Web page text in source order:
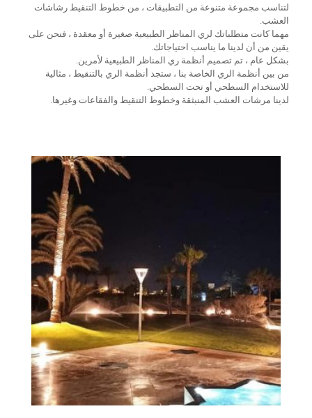
لتناسب مجموعة متنوعة من التطبيقات ، من خطوط التنقيط رشاشات
العشب.
مهما كانت متطلباتك لري المناظر الطبيعية صغيرة أو معقدة ، فنحن على
يقين من أن لدينا ما يناسب احتياجاتك.
بشكل عام ، تم تصميم أنظمة ري المناظر الطبيعية لأمرين.
من بين أنظمة الري الخاصة بنا ، ستجد أنظمة الري بالتنقيط ، مثالية
للاستخدام السطحي أو تحت السطحي.
لدينا مرشات العشب المنبثقة وخطوط التنقيط والفقاعات وغيرها.